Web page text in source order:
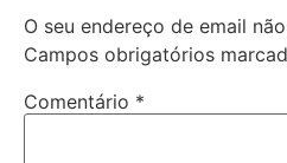
O seu endereço de email
Campos obrigatórios
Comentário *